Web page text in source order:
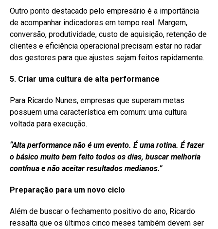
Outro ponto destacado pelo empresário é a importância
de acompanhar indicadores em tempo real. Margem,
conversão, produtividade, custo de aquisição, retenção de
clientes e eficiência operacional precisam estar no radar
dos gestores para que ajustes sejam feitos rapidamente.
5. Criar uma cultura de alta performance
Para Ricardo Nunes, empresas que superam metas
possuem uma característica em comum: uma cultura
voltada para execução.
“Alta performance não é um evento. É uma rotina. É fazer
o básico muito bem feito todos os dias, buscar melhoria
contínua e não aceitar resultados medianos.”
Preparação para um novo ciclo
Além de buscar o fechamento positivo do ano, Ricardo
ressalta que os últimos cinco meses também devem ser